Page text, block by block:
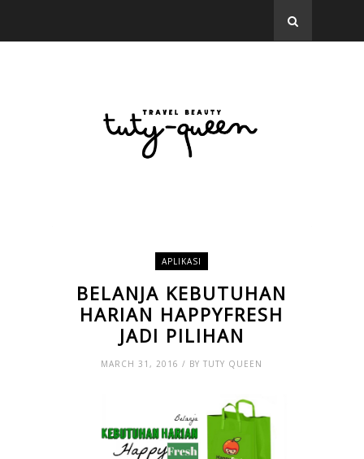
APLIKASI
BELANJA KEBUTUHAN
HARIAN HAPPYFRESH
JADI PILIHAN
MARCH 31, 2016 / BY TUTY QUEEN